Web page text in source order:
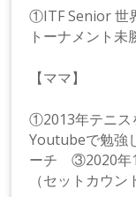
①ITF Senior 世
トーナメント未
【ママ】
①2013年テニ
Youtubeで勉強
ーチ ③2020年
（セットカウン